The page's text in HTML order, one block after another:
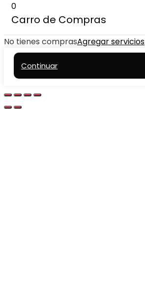
0
Carro de Compras
No tienes comprasAgregar servicios
Continuar